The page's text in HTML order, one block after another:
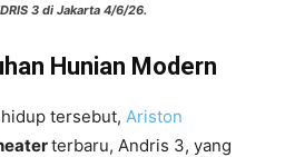
3 di Jakarta 4/6/26.
Hunian Modern
tersebut, Ariston
terbaru, Andris 3, yang